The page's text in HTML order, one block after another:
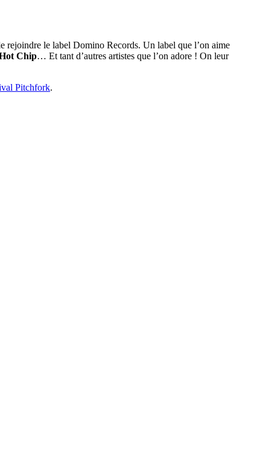
rejoindre le label Domino Records. Un label que l’on aime
Chip… Et tant d’autres artistes que l’on adore ! On leur
Pitchfork.